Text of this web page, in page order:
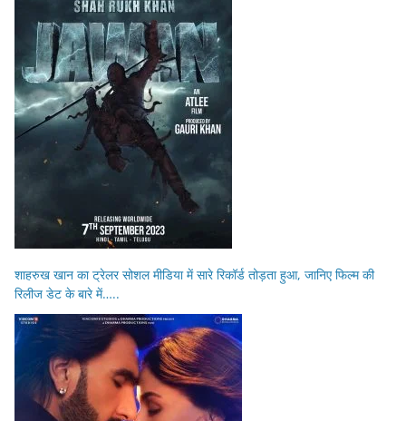
शाहरुख खान का ट्रेलर सोशल मीडिया में सारे रिकॉर्ड तोड़ता हुआ, जानिए फिल्म की
रिलीज डेट के बारे में…..